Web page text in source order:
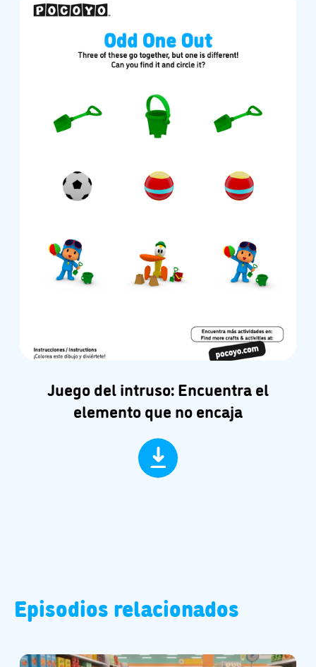
Juego del intruso: Encuentra el
elemento que no encaja
Episodios relacionados